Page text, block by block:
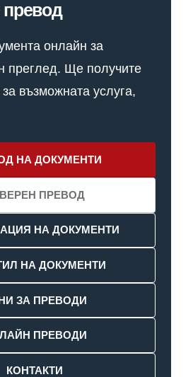
превод
онлайн за
преглед. Ще получите
възможната услуга,
НА ДОКУМЕНТИ
ПРЕВОД
НА ДОКУМЕНТИ
НА ДОКУМЕНТИ
ЗА ПРЕВОДИ
ПРЕВОДИ
КОНТАКТИ